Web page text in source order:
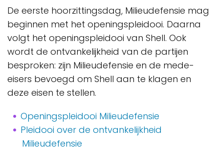
De eerste hoorzittingsdag, Milieudefensie mag
beginnen met het openingspleidooi. Daarna
volgt het openingspleidooi van Shell. Ook
wordt de ontvankelijkheid van de partijen
besproken: zijn Milieudefensie en de mede-
eisers bevoegd om Shell aan te klagen en
deze eisen te stellen.
Openingspleidooi Milieudefensie
Pleidooi over de ontvankelijkheid
Milieudefensie